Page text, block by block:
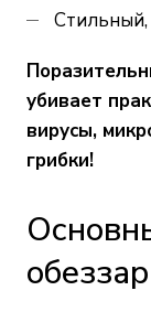
убивает
вирусы,
грибки!